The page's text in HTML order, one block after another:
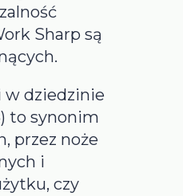
Sharp są
w dziedzinie
to synonim
przez noże
i
czy